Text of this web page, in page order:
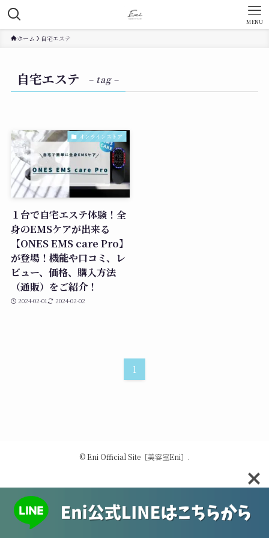
MENU
ホーム 自宅エステ
自宅エステ – tag –
オンラインストア
１台で自宅エステ体験！全
身のEMSケアが出来る
【ONES EMS care Pro】
が登場！機能や口コミ、レ
ビュー、価格、購入方法
（通販）をご紹介！
2024-02-01 2024-02-02
1
©Eni Official Site［美容室Eni］.